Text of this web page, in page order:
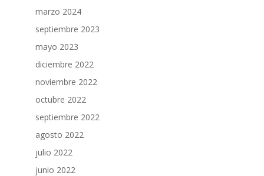
marzo 2024
septiembre 2023
mayo 2023
diciembre 2022
noviembre 2022
octubre 2022
septiembre 2022
agosto 2022
julio 2022
junio 2022